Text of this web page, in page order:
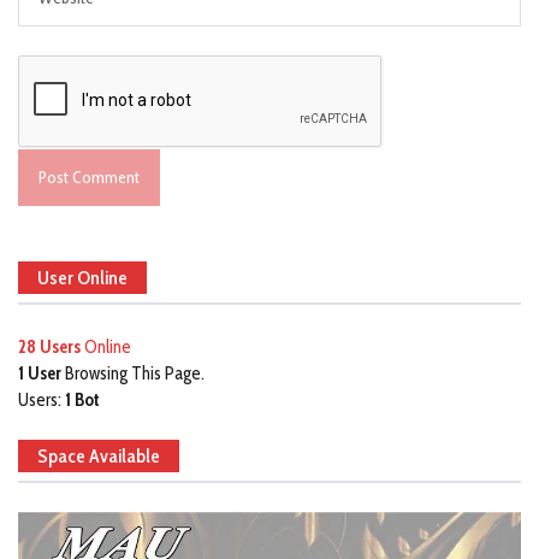
User Online
28 UsersOnline
1 UserBrowsing This Page.
Users: 1 Bot
Space Available